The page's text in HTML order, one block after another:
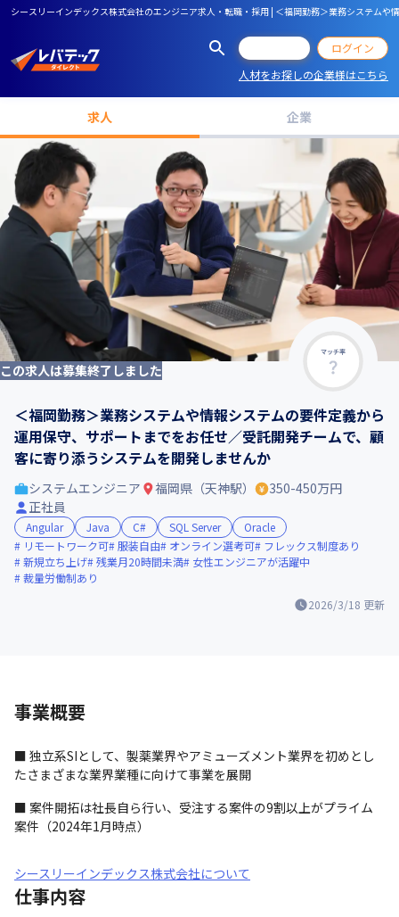
シースリーインデックス株式会社のエンジニア求人・転職・採用 | ＜福岡勤務＞業務システム
ログイン
人材をお探しの企業様はこちら
求人 企業
マッチ率
この求人は募集終了しました
＜福岡勤務＞業務システムや情報システムの要件定義から
運用保守、サポートまでをお任せ／受託開発チームで、顧
客に寄り添うシステムを開発しませんか
2026/3/18 更新
システムエンジニア 福岡県（天神駅）
350-450万円
正社員
Angular Java C# SQL Server
Oracle
リモートワーク可 服装自由 オンライン選考可
フレックス制度あり
新規立ち上げ 残業月20時間未満
女性エンジニアが活躍中
裁量労働制あり
事業概要
■ 独立系SIとして、製薬業界やアミューズメント業界を初めとし
たさまざまな業界業種に向けて事業を展開
■ 案件開拓は社長自ら行い、受注する案件の9割以上がプライム
案件（2024年1月時点）
シースリーインデックス株式会社について
仕事内容